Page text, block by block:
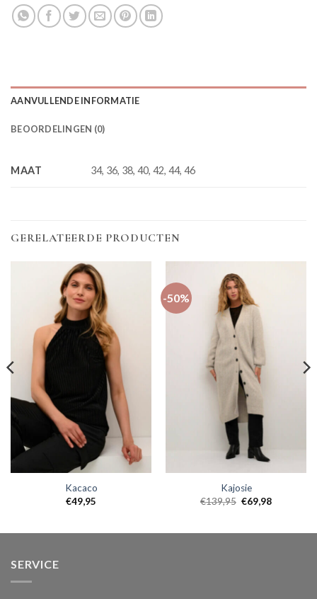
AANVULLENDE INFORMATIE
BEOORDELINGEN (0)
MAAT 34, 36, 38, 40, 42, 44, 46
GERELATEERDE PRODUCTEN
Kacaco
€49,95
-50%
Kajosie
€139,95 €69,98
SERVICE